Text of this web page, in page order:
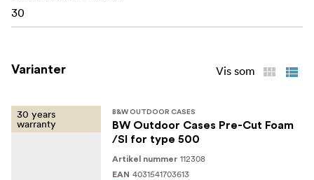
30
Varianter Vis som
30 years
warranty
B&W OUTDOOR CASES
BW Outdoor Cases Pre-Cut Foam
/SI for type 500
Artikel nummer 112308
EAN 4031541703613